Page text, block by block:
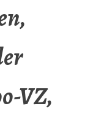
VZ,